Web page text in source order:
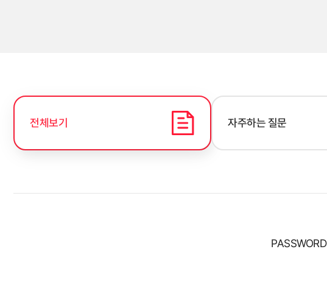
전체보기 자주하는 질문
PASSWORD